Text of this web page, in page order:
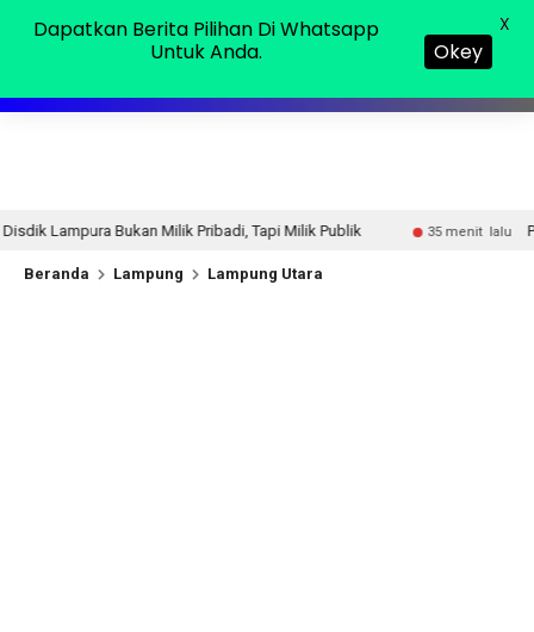
Pribadi, Tapi Milik Publik 35 menit lalu Perbaikan Jalan RA
Beranda Lampung Lampung Utara
Dapatkan Berita Pilihan Di Whatsapp
Untuk Anda.
Okey
X